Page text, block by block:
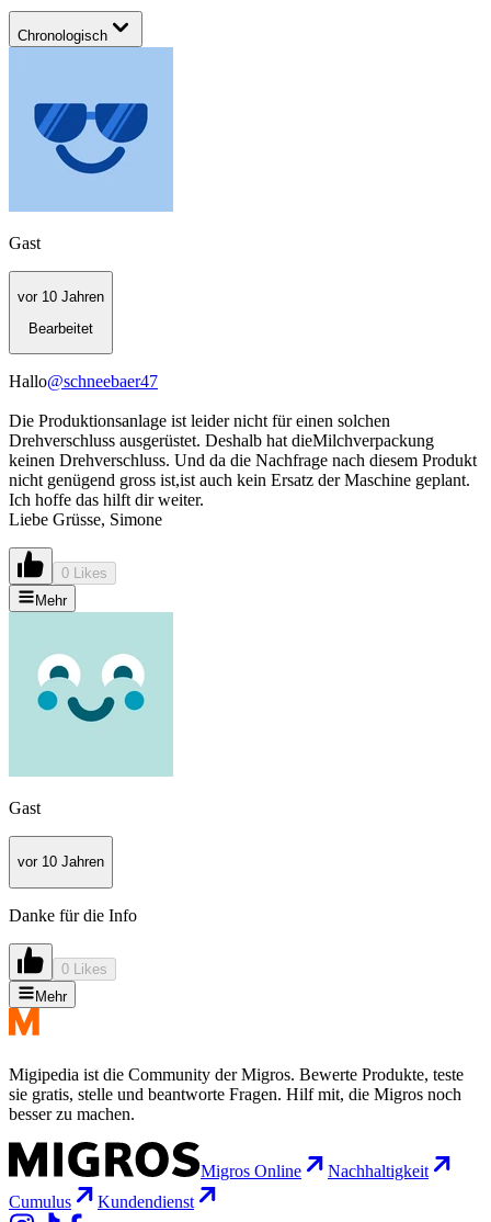
Chronologisch
Gast
vor 10 Jahren
Bearbeitet
Hallo@schneebaer47
Die Produktionsanlage ist leider nicht für einen solchen
Drehverschluss ausgerüstet. Deshalb hat dieMilchverpackung
keinen Drehverschluss. Und da die Nachfrage nach diesem Produkt
nicht genügend gross ist,ist auch kein Ersatz der Maschine geplant.
Ich hoffe das hilft dir weiter.
Liebe Grüsse, Simone
0 Likes
Mehr
Gast
vor 10 Jahren
Danke für die Info
0 Likes
Mehr
Migipedia ist die Community der Migros. Bewerte Produkte, teste
sie gratis, stelle und beantworte Fragen. Hilf mit, die Migros noch
besser zu machen.
Migros Online
Nachhaltigkeit
Cumulus
Kundendienst